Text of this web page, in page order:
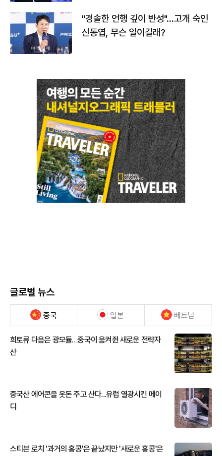
"경솔한 언행 깊이 반성"…고개 숙인
신동엽, 무슨 일이길래?
글로벌 뉴스
중국 일본 베트남
희토류 다음은 광모듈…중국이 움켜쥔 새로운 전략자
산
중국산 에어콘을 웃돈 주고 산다...유럽 열광시킨 메이
디
스티븐 로치 '과거의 홍콩'은 끝났지만 '새로운 홍콩'은